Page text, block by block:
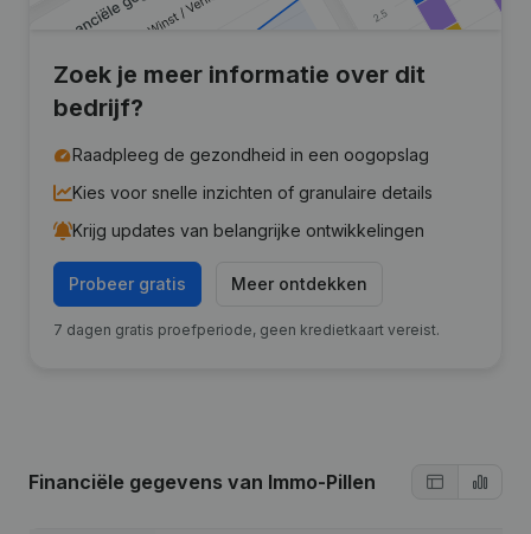
Zoek je meer informatie over dit
bedrijf?
Raadpleeg de gezondheid in een oogopslag
Kies voor snelle inzichten of granulaire details
Krijg updates van belangrijke ontwikkelingen
Probeer gratis Meer ontdekken
7 dagen gratis proefperiode, geen kredietkaart vereist.
Financiële gegevens van Immo-Pillen